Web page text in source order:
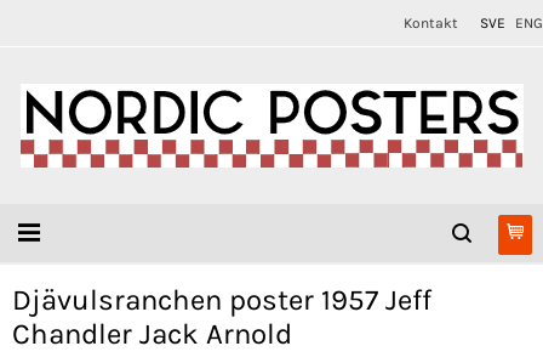
Kontakt SVE ENG
Djävulsranchen poster 1957 Jeff
Chandler Jack Arnold